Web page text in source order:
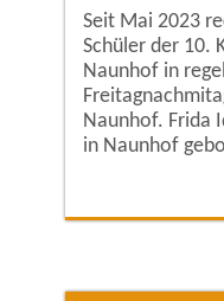
Seit Mai 2023
Schüler der 10.
Naunhof in
Naunhof. Frida Ida Quaas wurde am 27. Februar 1893
in Naunhof
den Beruf der